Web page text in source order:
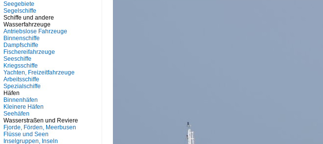
Seegebiete
Segelschiffe
Schiffe und andere
Wasserfahrzeuge
Antriebslose Fahrzeuge
Binnenschiffe
Dampfschiffe
Fischereifahrzeuge
Seeschiffe
Kriegsschiffe
Yachten, Freizeitfahrzeuge
Arbeitsschiffe
Spezialschiffe
Häfen
Binnenhäfen
Kleinere Häfen
Seehäfen
Wasserstraßen und Reviere
Fjorde, Förden, Meerbusen
Flüsse und Seen
Inselgruppen, Inseln